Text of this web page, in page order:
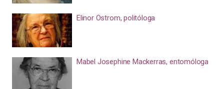
Elinor Ostrom, politóloga
Mabel Josephine Mackerras, entomóloga